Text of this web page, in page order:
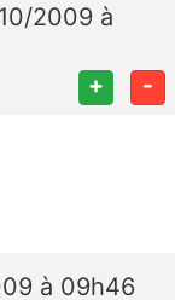
2009 à
+ -
à 09h46